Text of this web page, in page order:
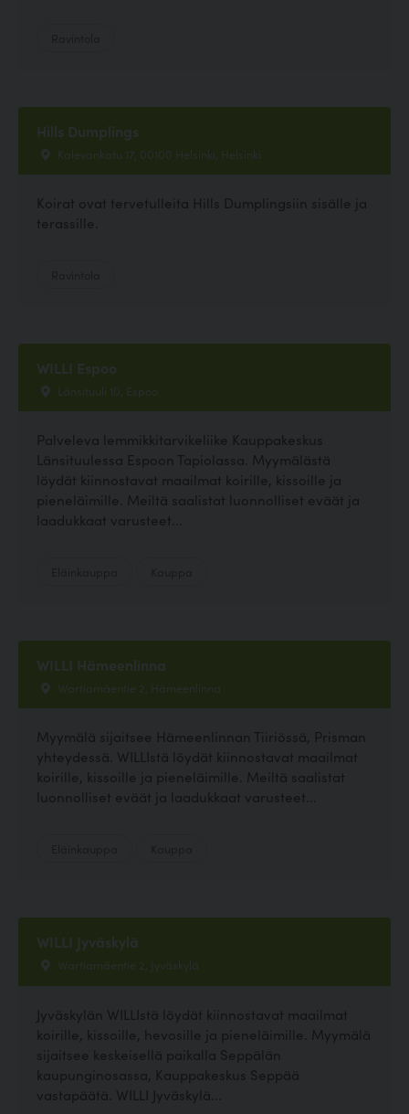
Hills Dumplings
Kalevankatu 17, 00100 Helsinki, Helsinki
Koirat ovat tervetulleita Hills Dumplingsiin sisälle ja
terassille.
WILLI Espoo
Länsituuli 10, Espoo
Palveleva lemmikkitarvikeliike Kauppakeskus
Länsituulessa Espoon Tapiolassa. Myymälästä
löydät kiinnostavat maailmat koirille, kissoille ja
pieneläimille. Meiltä saalistat luonnolliset eväät ja
laadukkaat varusteet...
WILLI Hämeenlinna
Wartiamäentie 2, Hämeenlinna
Myymälä sijaitsee Hämeenlinnan Tiiriössä, Prisman
yhteydessä. WILLIstä löydät kiinnostavat maailmat
koirille, kissoille ja pieneläimille. Meiltä saalistat
luonnolliset eväät ja laadukkaat varusteet...
WILLI Jyväskylä
Wartiamäentie 2, Jyväskylä
Jyväskylän WILLIstä löydät kiinnostavat maailmat
koirille, kissoille, hevosille ja pieneläimille. Myymälä
sijaitsee keskeisellä paikalla Seppälän
kaupunginosassa, Kauppakeskus Seppää
vastapäätä. WILLI Jyväskylä...